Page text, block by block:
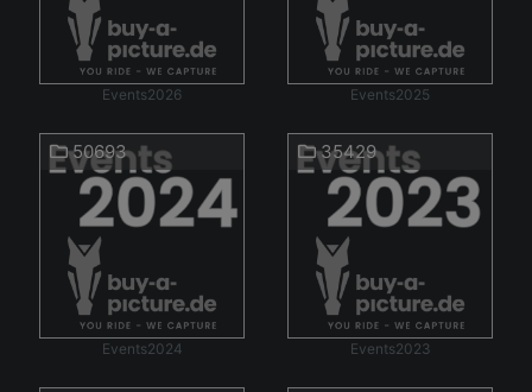
Events2026 Events2025
50693
Events2024
35429
Events2023